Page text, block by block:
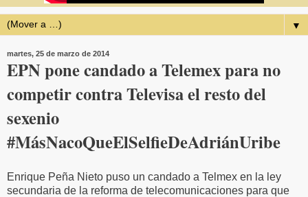
▼
martes, 25 de marzo de 2014
EPN pone candado a Telemex para no
competir contra Televisa el resto del
sexenio
#MásNacoQueElSelfieDeAdriánUribe
Enrique Peña Nieto puso un candado a Telmex en la ley
secundaria de la reforma de telecomunicaciones para que